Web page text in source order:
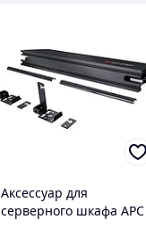
Аксессуар для
серверного шкафа APC